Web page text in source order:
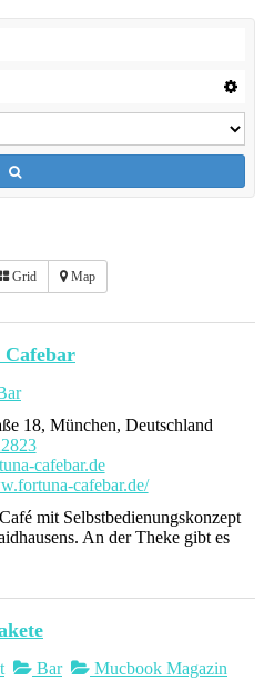
Grid Map
18, München, Deutschland
cafebar.de
cafebar.de/
mit Selbstbedienungskonzept
An der Theke gibt es
Bar
Mucbook Magazin